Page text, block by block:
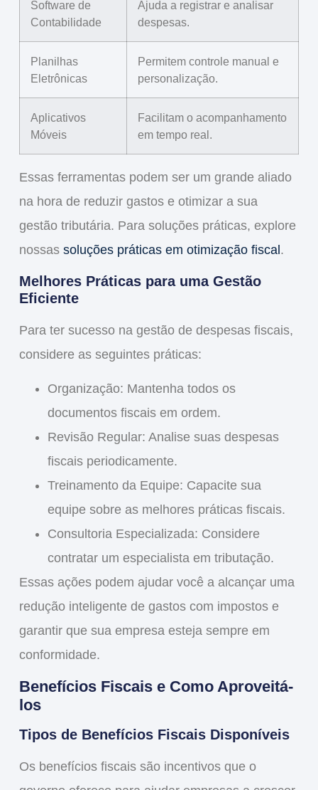
Software de
Contabilidade
Ajuda a registrar e analisar
despesas.
Planilhas
Eletrônicas
Permitem controle manual e
personalização.
Aplicativos
Móveis
Facilitam o acompanhamento
em tempo real.
Essas ferramentas podem ser um grande aliado
na hora de reduzir gastose otimizar a sua
gestão tributária. Para soluções práticas, explore
nossas soluções práticas em otimização fiscal .
Melhores Práticas para uma Gestão
Eficiente
Para ter sucesso na gestão de despesas fiscais,
considere as seguintes práticas:
Organização: Mantenha todos os
documentos fiscais em ordem.
Revisão Regular: Analise suas despesas
fiscais periodicamente.
Treinamento da Equipe: Capacite sua
equipe sobre as melhores práticas fiscais.
Consultoria Especializada: Considere
contratar um especialista em tributação.
Essas ações podem ajudar você a alcançar uma
redução inteligente de gastos com impostose
garantir que sua empresa esteja sempre em
conformidade.
Benefícios Fiscais e Como Aproveitá-
los
Tipos de Benefícios Fiscais Disponíveis
Os benefícios fiscaissão incentivos que o